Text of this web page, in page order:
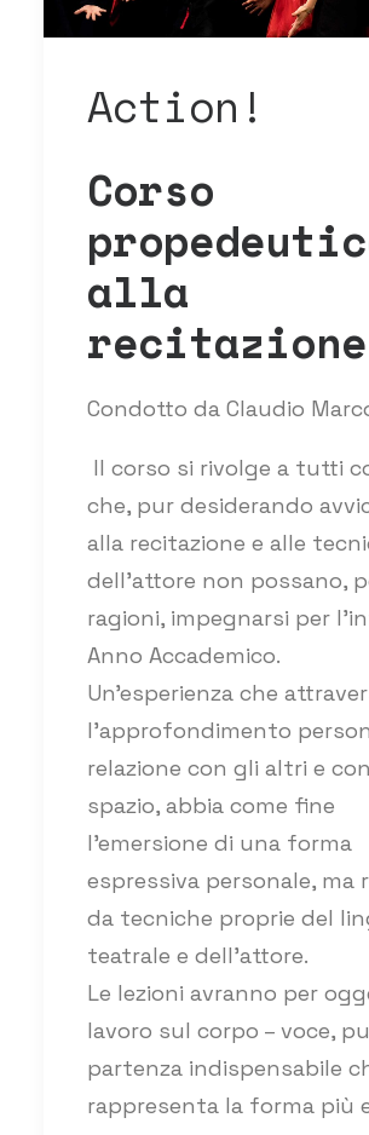
Action!
Corso
alla
recitazione
Condotto da Claudio
Il corso si rivolge a tutti
che, pur desiderando
alla recitazione e alle
dell’attore non possano,
ragioni, impegnarsi per
Anno Accademico.
Un’esperienza che
l’approfondimento
relazione con gli altri e
spazio, abbia come fine
l’emersione di una forma
espressiva personale, ma
da tecniche proprie del
teatrale e dell’attore.
Le lezioni avranno per
lavoro sul corpo – voce,
partenza indispensabile
rappresenta la forma più